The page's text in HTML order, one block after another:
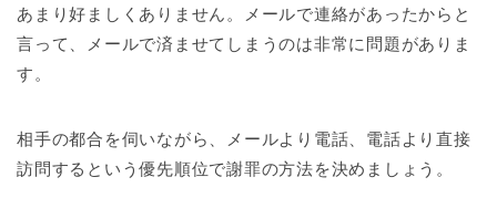
あまり好ましくありません。メールで連絡があったからと
言って、メールで済ませてしまうのは非常に問題がありま
す。
相手の都合を伺いながら、メールより電話、電話より直接
訪問するという優先順位で謝罪の方法を決めましょう。